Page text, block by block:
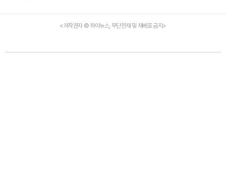
<저작권자 © 하이뉴스, 무단전재 및 재배포 금지>